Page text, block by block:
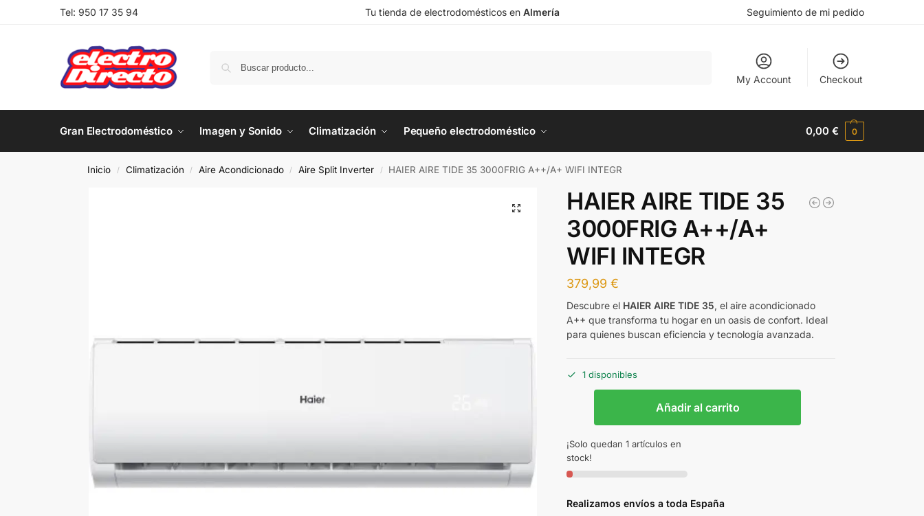
Tel: 950 17 35 94 Tu tienda de electrodomésticos en Almería Seguimiento de mi pedido
My Account Checkout
Gran Electrodoméstico Imagen y Sonido Climatización Pequeño electrodoméstico 0,00€ 0
Inicio / Climatización / Aire Acondicionado / Aire Split Inverter / HAIER AIRE TIDE 35 3000FRIG A++/A+ WIFI INTEGR
HAIER AIRE TIDE 35
3000FRIG A++/A+
WIFI INTEGR
379,99€
Descubre el HAIER AIRE TIDE 35, el aire acondicionado
A++ que transforma tu hogar en un oasis de confort. Ideal
para quienes buscan eficiencia y tecnología avanzada.
1 disponibles
Añadir al carrito
¡Solo quedan 1 artículos en
stock!
Realizamos envíos a toda España